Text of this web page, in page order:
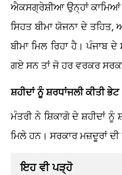
ਐਕਸਗ੍ਰੇਸ਼ੀਆ ਉਨ੍ਹਾਂ ਕਾਮਿਆਂ
ਸਿਹਤ ਬੀਮਾ ਯੋਜਨਾ ਦੇ
ਬੀਮਾ ਮਿਲ ਰਿਹਾ ਹੈ। ਪੰਜਾਬ
ਗਏ ਸਨ ਤਾਂ ਜੋ ਹਰ ਵਰਕਰ
ਸ਼ਹੀਦਾਂ ਨੂੰ ਸ਼ਰਧਾਂਜਲੀ ਕੀਤੀ ਭੇਟ
ਮੰਤਰੀ ਨੇ ਸ਼ਿਕਾਗੋ ਦੇ ਸ਼ਹੀਦਾਂ ਨੂੰ
ਮਿਲੇ ਹਨ। ਸਰਕਾਰ ਮਜ਼ਦੂਰਾਂ
ਇਹ ਵੀ ਪੜ੍ਹੋ